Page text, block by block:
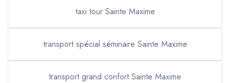
taxi tour Sainte Maxime
transport spécial séminaire Sainte Maxime
transport grand confort Sainte Maxime